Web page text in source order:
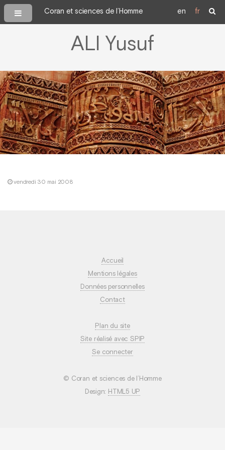
Coran et sciences de l’Homme en fr
ALI Yusuf
vendredi 30 mai 2008
Accueil
Mentions légales
Données personnelles
Contact
Plan du site
Site réalisé avec SPIP
Se connecter
© Coran et sciences de l’Homme
Design: HTML5 UP